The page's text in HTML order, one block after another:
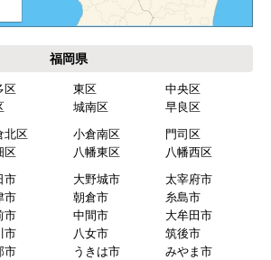
福岡県
区 東区
中央区
城南区
早良区
北区 小倉南区
門司区
区 八幡東区
八幡西区
市 大野城市
太宰府市
市 朝倉市
糸島市
市 中間市
大牟田市
市 八女市
筑後市
市 うきは市
みやま市